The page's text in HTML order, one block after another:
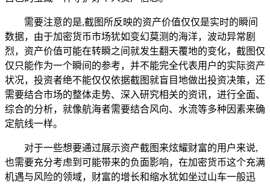
需要注意的是,截图所反映的资产价值仅仅是实时的瞬间
数据，由于加密货币市场犹如变幻莫测的海洋，波动异常剧
烈，资产价值可能在转瞬之间就发生翻天覆地的变化，截图仅
仅只能作为一个瞬间的参考，并不能完全代表用户的实际资产
状况，投资者绝不能仅仅依据截图就盲目地做出投资决策，还
需要结合市场的整体走势、深入研究相关的资讯，进行全面、
综合的分析，就像航海者需要结合风向、水流等多种因素来确
定航线一样。
对于一些想要通过展示资产截图来炫耀财富的用户来说,
也需要充分考虑到可能带来的负面影响，在加密货币这个充满
机遇与风险的领域，财富的增长和缩水犹如坐过山车一般迅